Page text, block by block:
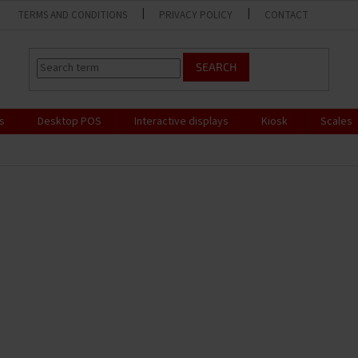
TERMS AND CONDITIONS PRIVACY POLICY CONTACT
SEARCH
Desktop POS Interactive displays Kiosk Scales